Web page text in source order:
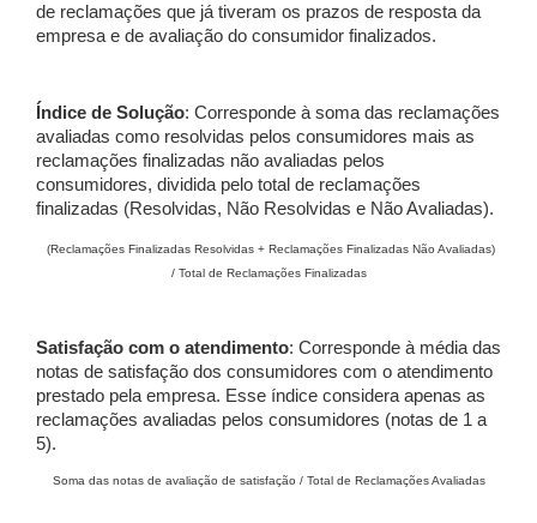
de reclamações que já tiveram os prazos de resposta da
empresa e de avaliação do consumidor finalizados.
Índice de Solução: Corresponde à soma das reclamações
avaliadas como resolvidas pelos consumidores mais as
reclamações finalizadas não avaliadas pelos
consumidores, dividida pelo total de reclamações
finalizadas (Resolvidas, Não Resolvidas e Não Avaliadas).
(Reclamações Finalizadas Resolvidas + Reclamações Finalizadas Não Avaliadas)
/ Total de Reclamações Finalizadas
Satisfação com o atendimento: Corresponde à média das
notas de satisfação dos consumidores com o atendimento
prestado pela empresa. Esse índice considera apenas as
reclamações avaliadas pelos consumidores (notas de 1 a
5).
Soma das notas de avaliação de satisfação / Total de Reclamações Avaliadas